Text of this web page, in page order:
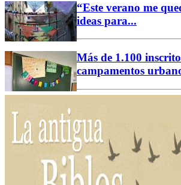
“Este verano me
ideas para...
Más de 1.100
campamentos